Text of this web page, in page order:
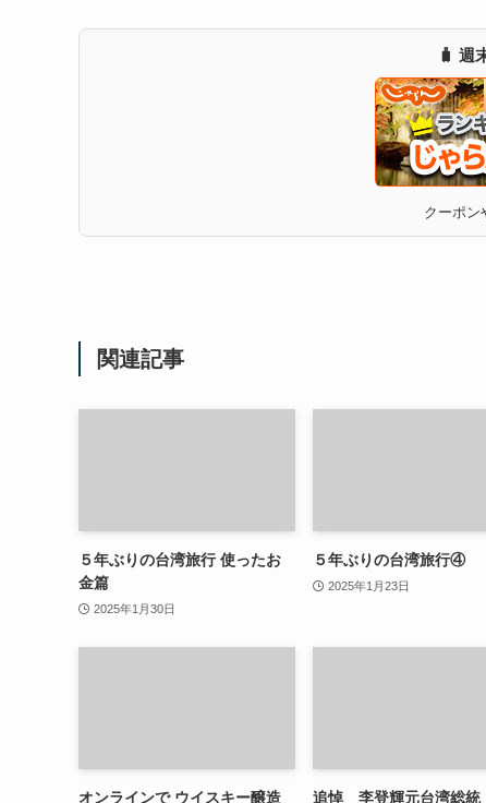
🧳 週
クーポ
関連記事
５年ぶりの台湾旅行 使ったお
金篇
2025年1月30日
５年ぶりの台湾旅行④
2025年1月23日
オンラインで ウイスキー醸造
追悼 李登輝元台湾総統